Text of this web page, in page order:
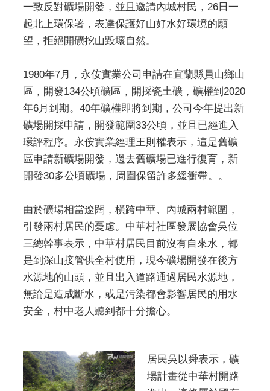
一致反對礦場開發，並且邀請內城村民，26日一
起北上環保署，表達保護好山好水好環境的願
望，拒絕開礦挖山毀壞自然。
1980年7月，永侒實業公司申請在宜蘭縣員山鄉山
區，開發134公頃礦區，開採瓷土礦，礦權到2020
年6月到期。40年礦權即將到期，公司今年提出新
礦場開採申請，開發範圍33公頃，並且已經進入
環評程序。永侒實業經理王則權表示，這是舊礦
區申請新礦場開發，過去舊礦場已進行復育，新
開發30多公頃礦場，周圍保留許多緩衝帶。。
由於礦場相當遼闊，橫跨中華、內城兩村範圍，
引發兩村居民的憂慮。中華村社區發展協會吳位
三總幹事表示，中華村居民目前沒有自來水，都
是到深山接管供全村使用，現今礦場開發在後方
水源地的山頭，並且出入道路通過居民水源地，
無論是造成斷水，或是污染都會影響居民的用水
安全，村中老人聽到都十分擔心。
居民吳以舜表示，礦
場計畫從中華村開路